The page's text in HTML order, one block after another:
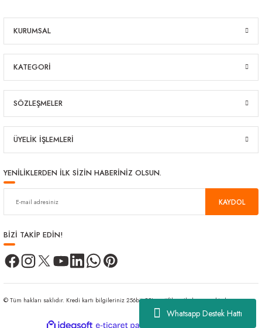
Whatsapp Destek Hattı
KURUMSAL
KATEGORİ
SÖZLEŞMELER
ÜYELİK İŞLEMLERİ
YENİLİKLERDEN İLK SİZİN HABERİNİZ OLSUN.
KAYDOL
BİZİ TAKİP EDİN!
© Tüm hakları saklıdır. Kredi kartı bilgileriniz 256bit SSL sertifikası ile korunmaktadır.
ideasoft